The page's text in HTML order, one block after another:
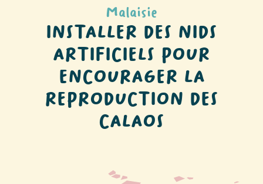
Malaisie
INSTALLER DES NIDS
ARTIFICIELS POUR
ENCOURAGER LA
REPRODUCTION DES
CALAOS